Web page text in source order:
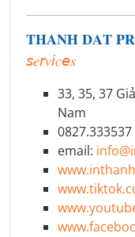
𝐓𝐇𝐀𝐍𝐇 𝐃𝐀𝐓
𝘴𝑒𝘳𝑣𝘪𝑐𝘦𝑠
33, 35, 37
Nam
email: